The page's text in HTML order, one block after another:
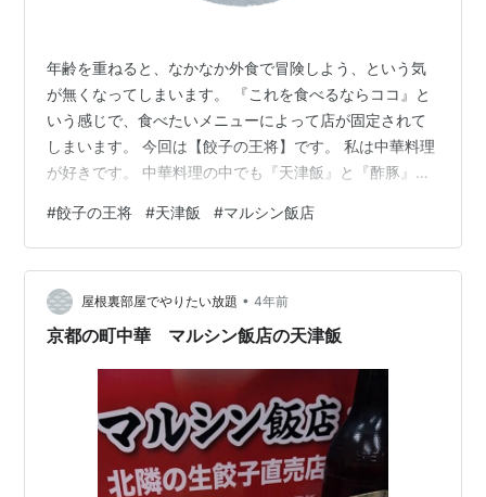
年齢を重ねると、なかなか外食で冒険しよう、という気
が無くなってしまいます。 『これを食べるならココ』と
いう感じで、食べたいメニューによって店が固定されて
しまいます。 今回は【餃子の王将】です。 私は中華料理
が好きです。 中華料理の中でも『天津飯』と『酢豚』が
っても細かいこだわりではなく『自分好みの味かどう
か』だけです。 リンク で、餃子の王将で食べるメニュー
は『天津飯』です。 今では店舗によってそんなに味に違
いはありませんが、以前は各店舗で味が違いました。同
じ【餃子の王将】でも店舗によって、美味しい天津飯、
#餃子の王将 #天津飯 #マルシン飯店
屋根裏部屋でやりたい放題 • 4年前
京都の町中華 マルシン飯店の天津飯